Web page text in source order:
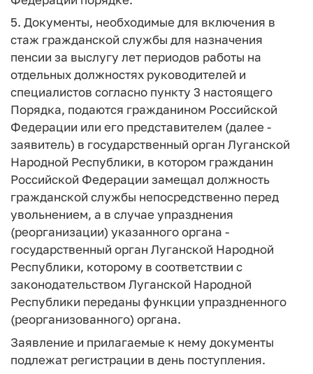
5. Документы, необходимые для включения в
стаж гражданской службы для назначения
пенсии за выслугу лет периодов работы на
отдельных должностях руководителей и
специалистов согласно пункту 3 настоящего
Порядка, подаются гражданином Российской
Федерации или его представителем (далее -
заявитель) в государственный орган Луганской
Народной Республики, в котором гражданин
Российской Федерации замещал должность
гражданской службы непосредственно перед
увольнением, а в случае упразднения
(реорганизации) указанного органа -
государственный орган Луганской Народной
Республики, которому в соответствии с
законодательством Луганской Народной
Республики переданы функции упраздненного
(реорганизованного) органа.
Заявление и прилагаемые к нему документы
подлежат регистрации в день поступления.